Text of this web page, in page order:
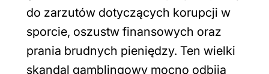
do zarzutów dotyczących korupcji w
sporcie, oszustw finansowych oraz
prania brudnych pieniędzy. Ten wielki
skandal gamblingowy mocno odbija